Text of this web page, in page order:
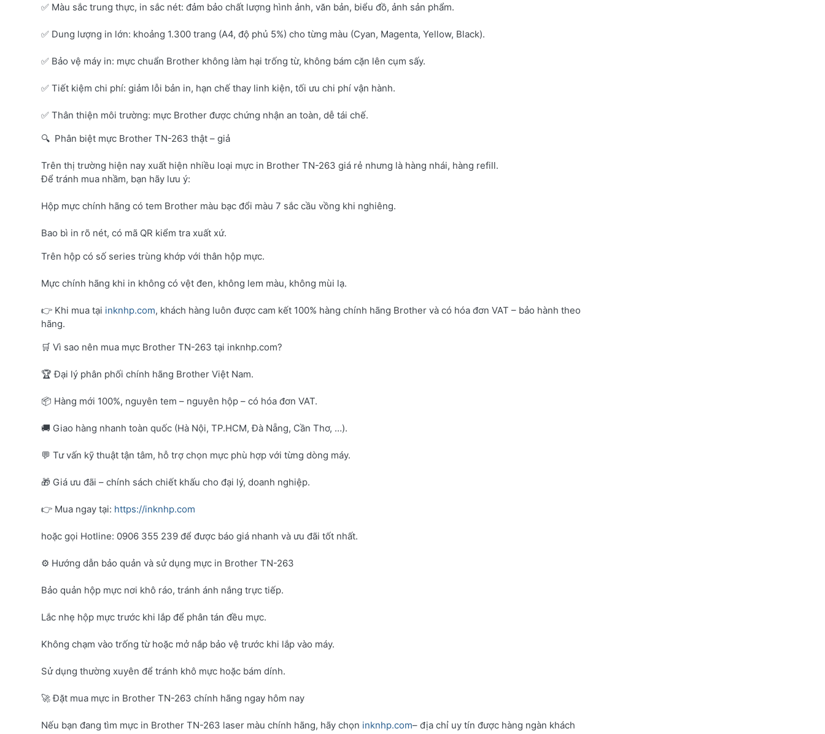
✅ Màu sắc trung thực, in sắc nét: đảm bảo chất lượng hình ảnh, văn bản, biểu đồ, ảnh sản phẩm.
✅ Dung lượng in lớn: khoảng 1.300 trang (A4, độ phủ 5%) cho từng màu (Cyan, Magenta, Yellow, Black).
✅ Bảo vệ máy in: mực chuẩn Brother không làm hại trống từ, không bám cặn lên cụm sấy.
✅ Tiết kiệm chi phí: giảm lỗi bản in, hạn chế thay linh kiện, tối ưu chi phí vận hành.
✅ Thân thiện môi trường: mực Brother được chứng nhận an toàn, dễ tái chế.
🔍 Phân biệt mực Brother TN-263 thật – giả
Trên thị trường hiện nay xuất hiện nhiều loại mực in Brother TN-263 giá rẻ nhưng là hàng nhái, hàng refill.
Để tránh mua nhầm, bạn hãy lưu ý:
Hộp mực chính hãng có tem Brother màu bạc đổi màu 7 sắc cầu vồng khi nghiêng.
Bao bì in rõ nét, có mã QR kiểm tra xuất xứ.
Trên hộp có số series trùng khớp với thân hộp mực.
Mực chính hãng khi in không có vệt đen, không lem màu, không mùi lạ.
👉 Khi mua tại inknhp.com, khách hàng luôn được cam kết 100% hàng chính hãng Brother và có hóa đơn VAT – bảo hành theo
hãng.
🛒 Vì sao nên mua mực Brother TN-263 tại inknhp.com?
🏆 Đại lý phân phối chính hãng Brother Việt Nam.
📦 Hàng mới 100%, nguyên tem – nguyên hộp – có hóa đơn VAT.
🚚 Giao hàng nhanh toàn quốc (Hà Nội, TP.HCM, Đà Nẵng, Cần Thơ, …).
💬 Tư vấn kỹ thuật tận tâm, hỗ trợ chọn mực phù hợp với từng dòng máy.
🎁 Giá ưu đãi – chính sách chiết khấu cho đại lý, doanh nghiệp.
👉 Mua ngay tại: https://inknhp.com
hoặc gọi Hotline: 0906 355 239 để được báo giá nhanh và ưu đãi tốt nhất.
⚙️ Hướng dẫn bảo quản và sử dụng mực in Brother TN-263
Bảo quản hộp mực nơi khô ráo, tránh ánh nắng trực tiếp.
Lắc nhẹ hộp mực trước khi lắp để phân tán đều mực.
Không chạm vào trống từ hoặc mở nắp bảo vệ trước khi lắp vào máy.
Sử dụng thường xuyên để tránh khô mực hoặc bám dính.
🚀 Đặt mua mực in Brother TN-263 chính hãng ngay hôm nay
Nếu bạn đang tìm mực in Brother TN-263 laser màu chính hãng, hãy chọn inknhp.com– địa chỉ uy tín được hàng ngàn khách